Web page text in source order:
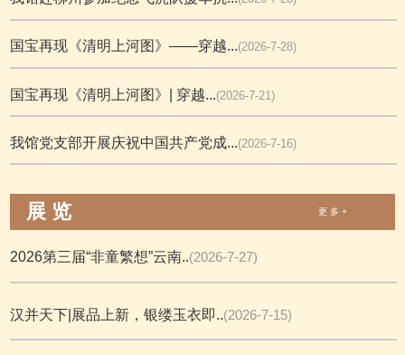
国宝再现《清明上河图》——穿越...(2026-7-28)
国宝再现《清明上河图》| 穿越...(2026-7-21)
我馆党支部开展庆祝中国共产党成...(2026-7-16)
展 览 更 多 +
2026第三届“非童繁想”云南..(2026-7-27)
汉并天下|展品上新，银缕玉衣即..(2026-7-15)